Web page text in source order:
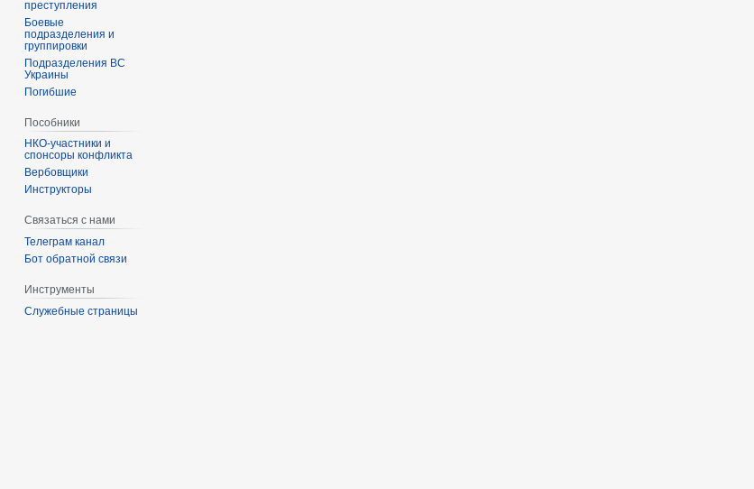
преступления
Боевые
подразделения и
группировки
Подразделения ВС
Украины
Погибшие
Пособники
спонсоры конфликта
‏‎Вербовщики
Инструкторы
Связаться с нами
Телеграм канал
Бот обратной связи
Инструменты
Служебные страницы